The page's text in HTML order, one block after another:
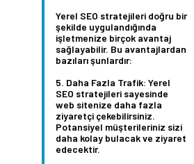
Yerel SEO stratejileri doğru bir
şekilde uygulandığında
işletmenize birçok avantaj
sağlayabilir. Bu avantajlardan
bazıları şunlardır:
Daha Fazla Trafik: Yerel
SEO stratejileri sayesinde
web sitenize daha fazla
ziyaretçi çekebilirsiniz.
Potansiyel müşterileriniz sizi
daha kolay bulacak ve ziyaret
edecektir.